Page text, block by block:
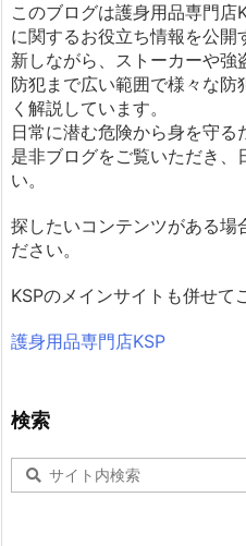
このブログは護身用品専門店
に関するお役立ち情報を公
新しながら、ストーカーや
防犯まで広い範囲で様々な
く解説しています。
日常に潜む危険から身を守る
是非ブログをご覧いただき、
い。
探したいコンテンツがある場
ださい。
KSPのメインサイトも併せて
護身用品専門店KSP
検索